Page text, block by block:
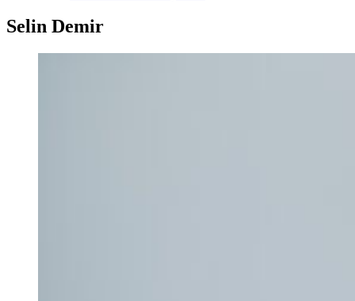
Selin Demir